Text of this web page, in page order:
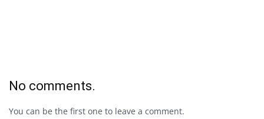
No comments.
You can be the first one to leave a comment.